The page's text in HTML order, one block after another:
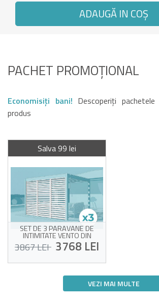
ADAUGĂ IN COŞ
PACHET PROMOȚIONAL
Economisiți bani! Descoperiți
produs
Salva 99 lei
SET DE 3 PARAVANE DE
INTIMITATE VENTO DIN
ALUMINIU ALB, 92 CM -
PERGOLĂ BIOCLIMATICĂ PIANA
3867 LEI 3768 LEI
Racolă din aluminiu și oțel
Livrare estimată între 12/08 și 20/08
VEZI MAI MULTE